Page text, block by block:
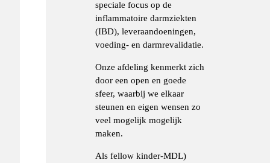
speciale focus op de
inflammatoire darmziekten
(IBD), leveraandoeningen,
voeding- en darmrevalidatie.
Onze afdeling kenmerkt zich
door een open en goede
sfeer, waarbij we elkaar
steunen en eigen wensen zo
veel mogelijk mogelijk
maken.
Als fellow kinder-MDL)